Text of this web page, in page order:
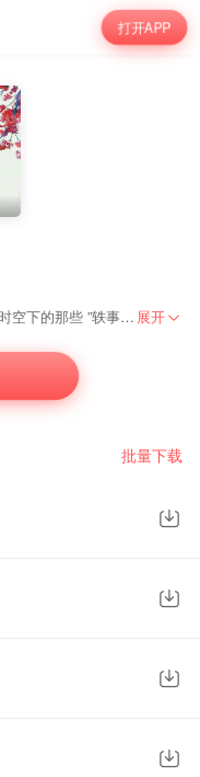
打开APP
古人古不古？我们一起来探讨，扒一扒不同时空下的那些 ”轶事“。与书本里的人物过过招。 展开
批量下载